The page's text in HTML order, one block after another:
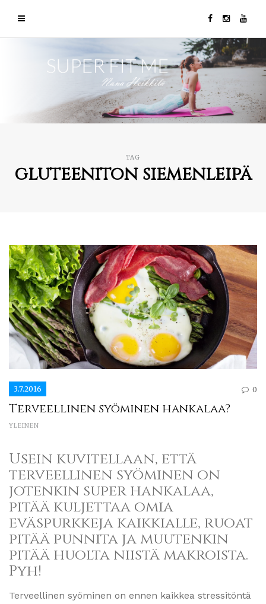
TAG
gluteeniton siemenleipä
3.7.2016 0
Terveellinen syöminen hankalaa?
YLEINEN
Usein kuvitellaan, että
terveellinen syöminen on
jotenkin super hankalaa,
pitää kuljettaa omia
eväspurkkeja kaikkialle, ruoat
pitää punnita ja muutenkin
pitää huolta niistä makroista.
Pyh!
Terveellinen syöminen on ennen kaikkea stressitöntä